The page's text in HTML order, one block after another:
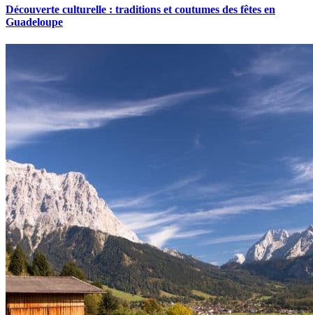
Découverte culturelle : traditions et coutumes des fêtes en
Guadeloupe